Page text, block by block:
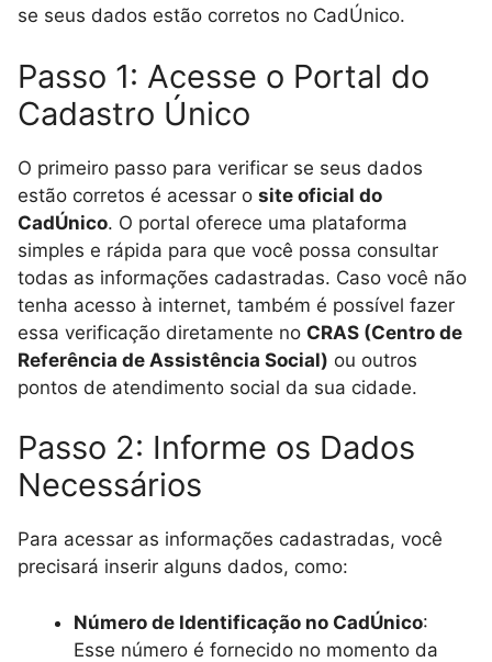
se seus dados estão corretos no CadÚnico.
Passo 1: Acesse o Portal do
Cadastro Único
O primeiro passo para verificar se seus dados
estão corretos é acessar o site oficial do
CadÚnico. O portal oferece uma plataforma
simples e rápida para que você possa consultar
todas as informações cadastradas. Caso você não
tenha acesso à internet, também é possível fazer
essa verificação diretamente no CRAS (Centro de
Referência de Assistência Social) ou outros
pontos de atendimento social da sua cidade.
Passo 2: Informe os Dados
Necessários
Para acessar as informações cadastradas, você
precisará inserir alguns dados, como:
Número de Identificação no CadÚnico:
Esse número é fornecido no momento da